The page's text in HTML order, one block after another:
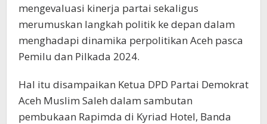
mengevaluasi kinerja partai sekaligus
merumuskan langkah politik ke depan dalam
menghadapi dinamika perpolitikan Aceh pasca
Pemilu dan Pilkada 2024.
Hal itu disampaikan Ketua DPD Partai Demokrat
Aceh Muslim Saleh dalam sambutan
pembukaan Rapimda di Kyriad Hotel, Banda